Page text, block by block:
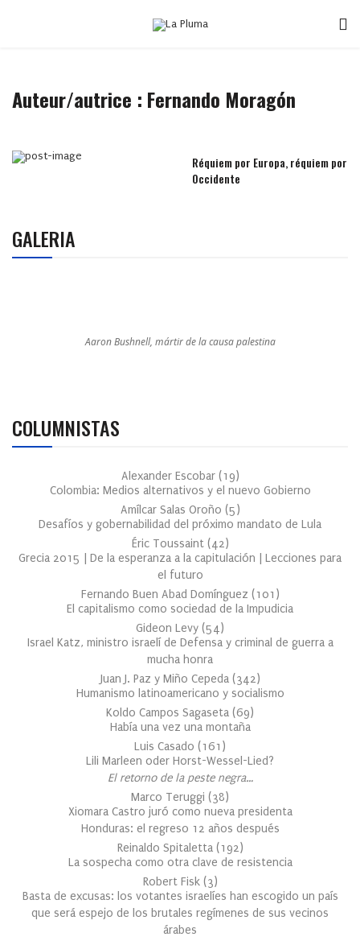
Auteur/autrice : Fernando Moragón
Réquiem por Europa, réquiem por
Occidente
GALERIA
Aaron Bushnell, mártir de la causa palestina
COLUMNISTAS
Alexander Escobar (19)
Colombia: Medios alternativos y el nuevo Gobierno
Amílcar Salas Oroño (5)
Desafíos y gobernabilidad del próximo mandato de Lula
Éric Toussaint (42)
Grecia 2015 | De la esperanza a la capitulación | Lecciones para
el futuro
Fernando Buen Abad Domínguez (101 )
El capitalismo como sociedad de la Impudicia
Gideon Levy (54)
Israel Katz, ministro israelí de Defensa y criminal de guerra a
mucha honra
Juan J. Paz y Miño Cepeda (342)
Humanismo latinoamericano y socialismo
Koldo Campos Sagaseta (69)
Había una vez una montaña
Luis Casado (161 )
Lili Marleen oder Horst-Wessel-Lied?
El retorno de la peste negra…
Marco Teruggi (38)
Xiomara Castro juró como nueva presidenta
Honduras: el regreso 12 años después
Reinaldo Spitaletta (192)
La sospecha como otra clave de resistencia
Robert Fisk (3)
Basta de excusas: los votantes israelíes han escogido un país
que será espejo de los brutales regímenes de sus vecinos
árabes